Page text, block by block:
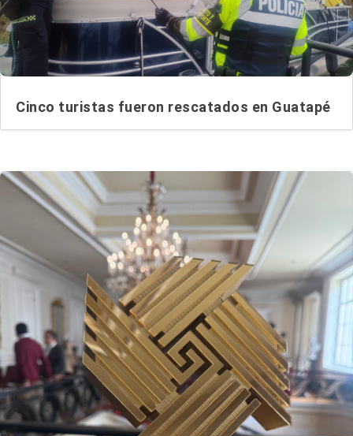
Cinco turistas fueron rescatados en Guatapé